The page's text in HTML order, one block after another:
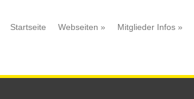
Startseite Webseiten » Mitglieder Infos »